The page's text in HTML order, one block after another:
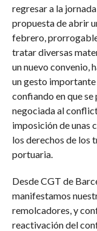
regresar a la
propuesta de abrir
febrero,
tratar diversas
un nuevo convenio,
un gesto importante
confiando en que se
negociada al
imposición de unas
los derechos de los
portuaria.
Desde CGT de
manifestamos
remolcadores, y
reactivación del